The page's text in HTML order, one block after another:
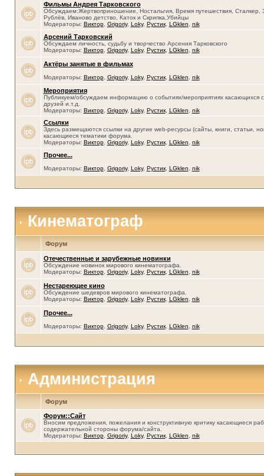
Фильмы Андрея Тарковского
Обсуждаем:Жертвоприношение, Ностальгия, Время путешествия, Сталкер,
Рублёв, Иваново детство, Каток и Скрипка,Убийцы
Модераторы: Виктор, Grigoriy, Loky, Рустик, LGklen nik
Арсений Тарковский
Обсуждаем личность, судьбу и творчество Арсения Тарковского
Модераторы: Виктор, Grigoriy, Loky, Рустик, LGklen nik
Актёры занятые в фильмах
Модераторы: Виктор, Grigoriy, Loky, Рустик, LGklen nik
Мероприятия
Публикуем/обсуждаем информацию о событиях/мероприятиях касающихся
друзей и.т.д.
Модераторы: Виктор, Grigoriy, Loky, Рустик, LGklen nik
Ссылки
Здесь размещаются ссылки на другие web-ресурсы (сайты, книги, статьи,
касающиеся тематики форума.
Модераторы: Виктор, Grigoriy, Loky, Рустик, LGklen nik
Прочее...
Модераторы: Виктор, Grigoriy, Loky, Рустик, LGklen nik
Кинематограф
Форум
Отечественные и зарубежные новинки
Обсуждение новинок мирового кинематографа.
Модераторы: Виктор, Grigoriy, Loky, Рустик, LGklen nik
Нестареющее кино
Обсуждение шедевров мирового кинематографа.
Модераторы: Виктор, Grigoriy, Loky, Рустик, LGklen nik
Прочее...
Модераторы: Виктор, Grigoriy, Loky, Рустик, LGklen nik
Администрация
Форум
Форум::Сайт
Вносим предложения, пожелания и конструктивную критику касающиеся
содержательной стороны форума/сайта.
Модераторы: Виктор, Grigoriy, Loky, Рустик, LGklen nik